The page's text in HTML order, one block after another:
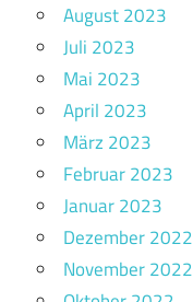
August 2023
Juli 2023
Mai 2023
April 2023
März 2023
Februar 2023
Januar 2023
Dezember 2022
November 2022